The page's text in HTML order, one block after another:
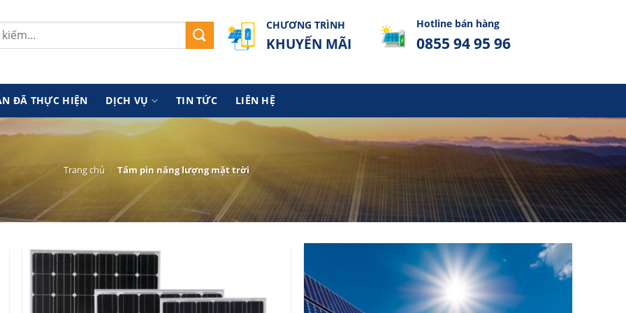
CHƯƠNG TRÌNH
KHUYẾN MÃI
Hotline bán hàng
0855 94 95 96
ĐÃ THỰC HIỆN DỊCH VỤ TIN TỨC LIÊN HỆ
Trang chủ / Tấm pin năng lượng mặt trời